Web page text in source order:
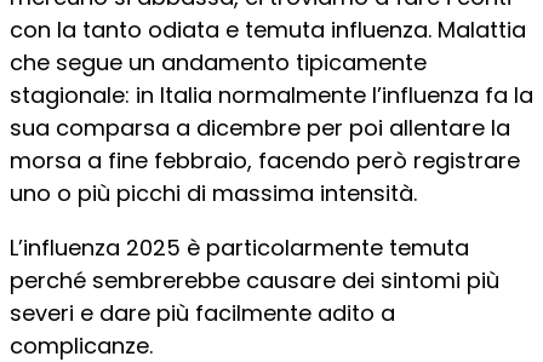
con la tanto odiata e temuta influenza. Malattia
che segue un andamento tipicamente
stagionale: in Italia normalmente l’influenza fa la
sua comparsa a dicembre per poi allentare la
morsa a fine febbraio, facendo però registrare
uno o più picchi di massima intensità.
L’influenza 2025 è particolarmente temuta
perché sembrerebbe causare dei sintomi più
severi e dare più facilmente adito a
complicanze.